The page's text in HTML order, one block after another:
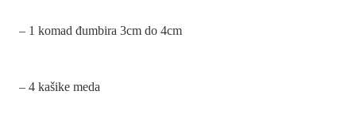
– 1 komad đumbira 3cm do 4cm
– 4 kašike meda